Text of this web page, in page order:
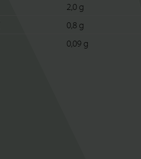
2,0 g
0,8 g
0,09 g